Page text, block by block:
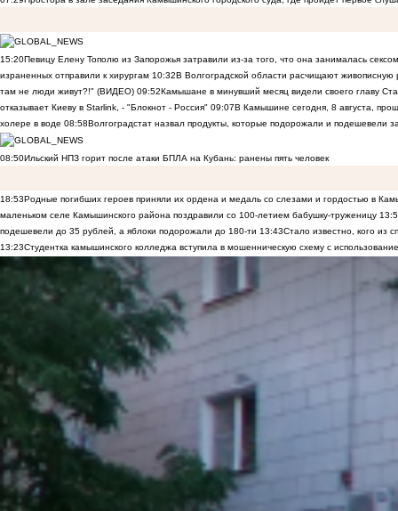
15:20Певицу Елену Тополю из Запорожья затравили из-за того, что она занималась
израненных отправили к хирургам 10:32В Волгоградской области расчищают
там не люди живут?!" (ВИДЕО) 09:52Камышане в минувший месяц видели своего главу
отказывает Киеву в Starlink, - "Блокнот - Россия" 09:07В Камышине сегодня, 8 августа,
холере в воде 08:58Волгоградстат назвал продукты, которые подорожали и подешевели
08:50Ильский НПЗ горит после атаки БПЛА на Кубань: ранены пять человек
18:53Родные погибших героев приняли их ордена и медаль со слезами и гордостью в
маленьком селе Камышинского района поздравили со 100-летием бабушку-труженицу
подешевели до 35 рублей, а яблоки подорожали до 180-ти 13:43Стало известно, кого из
13:23Студентка камышинского колледжа вступила в мошенническую схему с